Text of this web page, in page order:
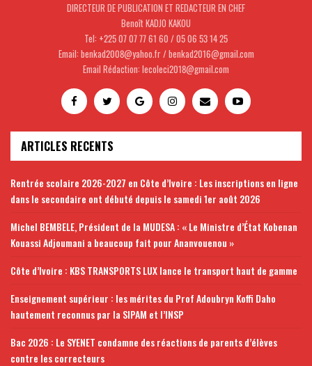
DIRECTEUR DE PUBLICATION ET REDACTEUR EN CHEF
Benoît KADJO KAKOU
Tel: +225 07 07 77 61 60 / 05 06 53 14 25
Email: benkad2008@yahoo.fr / benkad2016@gmail.com
Email Rédaction: lecoleci2018@gmail.com
ARTICLES RECENTS
Rentrée scolaire 2026-2027 en Côte d’Ivoire : Les inscriptions en ligne
dans le secondaire ont débuté depuis le samedi 1er août 2026
Michel BEMBELE, Président de la MUDESA : « Le Ministre d’État Kobenan
Kouassi Adjoumani a beaucoup fait pour Ananvouenou »
Côte d’Ivoire : KBS TRANSPORTS LUX lance le transport haut de gamme
Enseignement supérieur : les mérites du Prof Adoubryn Koffi Daho
hautement reconnus par la SIPAM et l’INSP
Bac 2026 : Le SYENET condamne des réactions de parents d’élèves
contre les correcteurs